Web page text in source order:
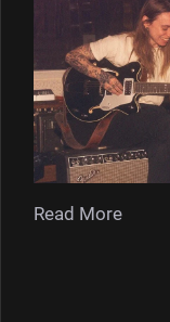
Read More